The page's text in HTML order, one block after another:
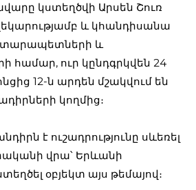
կստեղծվի Արսեն Շուռ
և կհանդիսանա
և
համար, ուր կընդգրկվեն 24
12-ն արդեն մշակվում են
կողմից։
է ուշադրությունը սևեռել
վրա՝ Երևանի
օբյեկտ այս թեմայով։